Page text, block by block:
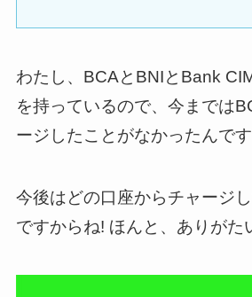
わたし、BCAとBNIとBank
を持っているので、今までは
ージしたことがなかったんです
今後はどの口座からチャージ
ですからね! ほんと、ありがた